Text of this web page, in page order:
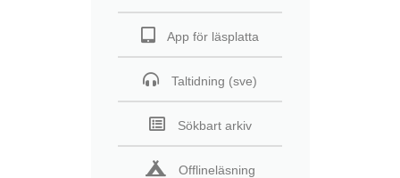
App för läsplatta
Taltidning (sve)
Sökbart arkiv
Offlineläsning